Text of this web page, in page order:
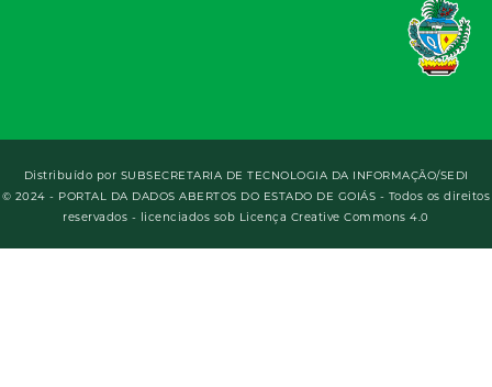
Distribuído por SUBSECRETARIA DE TECNOLOGIA DA INFORMAÇÃO/SEDI
© 2024 - PORTAL DA DADOS ABERTOS DO ESTADO DE GOIÁS - Todos os direitos
reservados - licenciados sob Licença Creative Commons 4.0